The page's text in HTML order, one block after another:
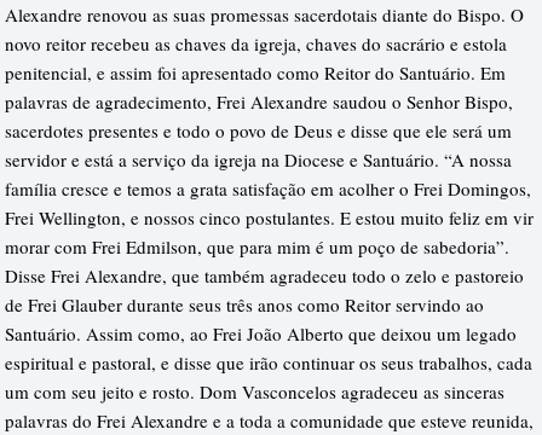
Alexandre renovou as suas promessas sacerdotais diante do Bispo. O
novo reitor recebeu as chaves da igreja, chaves do sacrário e estola
penitencial, e assim foi apresentado como Reitor do Santuário. Em
palavras de agradecimento, Frei Alexandre saudou o Senhor Bispo,
sacerdotes presentes e todo o povo de Deus e disse que ele será um
servidor e está a serviço da igreja na Diocese e Santuário. “A nossa
família cresce e temos a grata satisfação em acolher o Frei Domingos,
Frei Wellington, e nossos cinco postulantes. E estou muito feliz em vir
morar com Frei Edmilson, que para mim é um poço de sabedoria”.
Disse Frei Alexandre, que também agradeceu todo o zelo e pastoreio
de Frei Glauber durante seus três anos como Reitor servindo ao
Santuário. Assim como, ao Frei João Alberto que deixou um legado
espiritual e pastoral, e disse que irão continuar os seus trabalhos, cada
um com seu jeito e rosto. Dom Vasconcelos agradeceu as sinceras
palavras do Frei Alexandre e a toda a comunidade que esteve reunida,